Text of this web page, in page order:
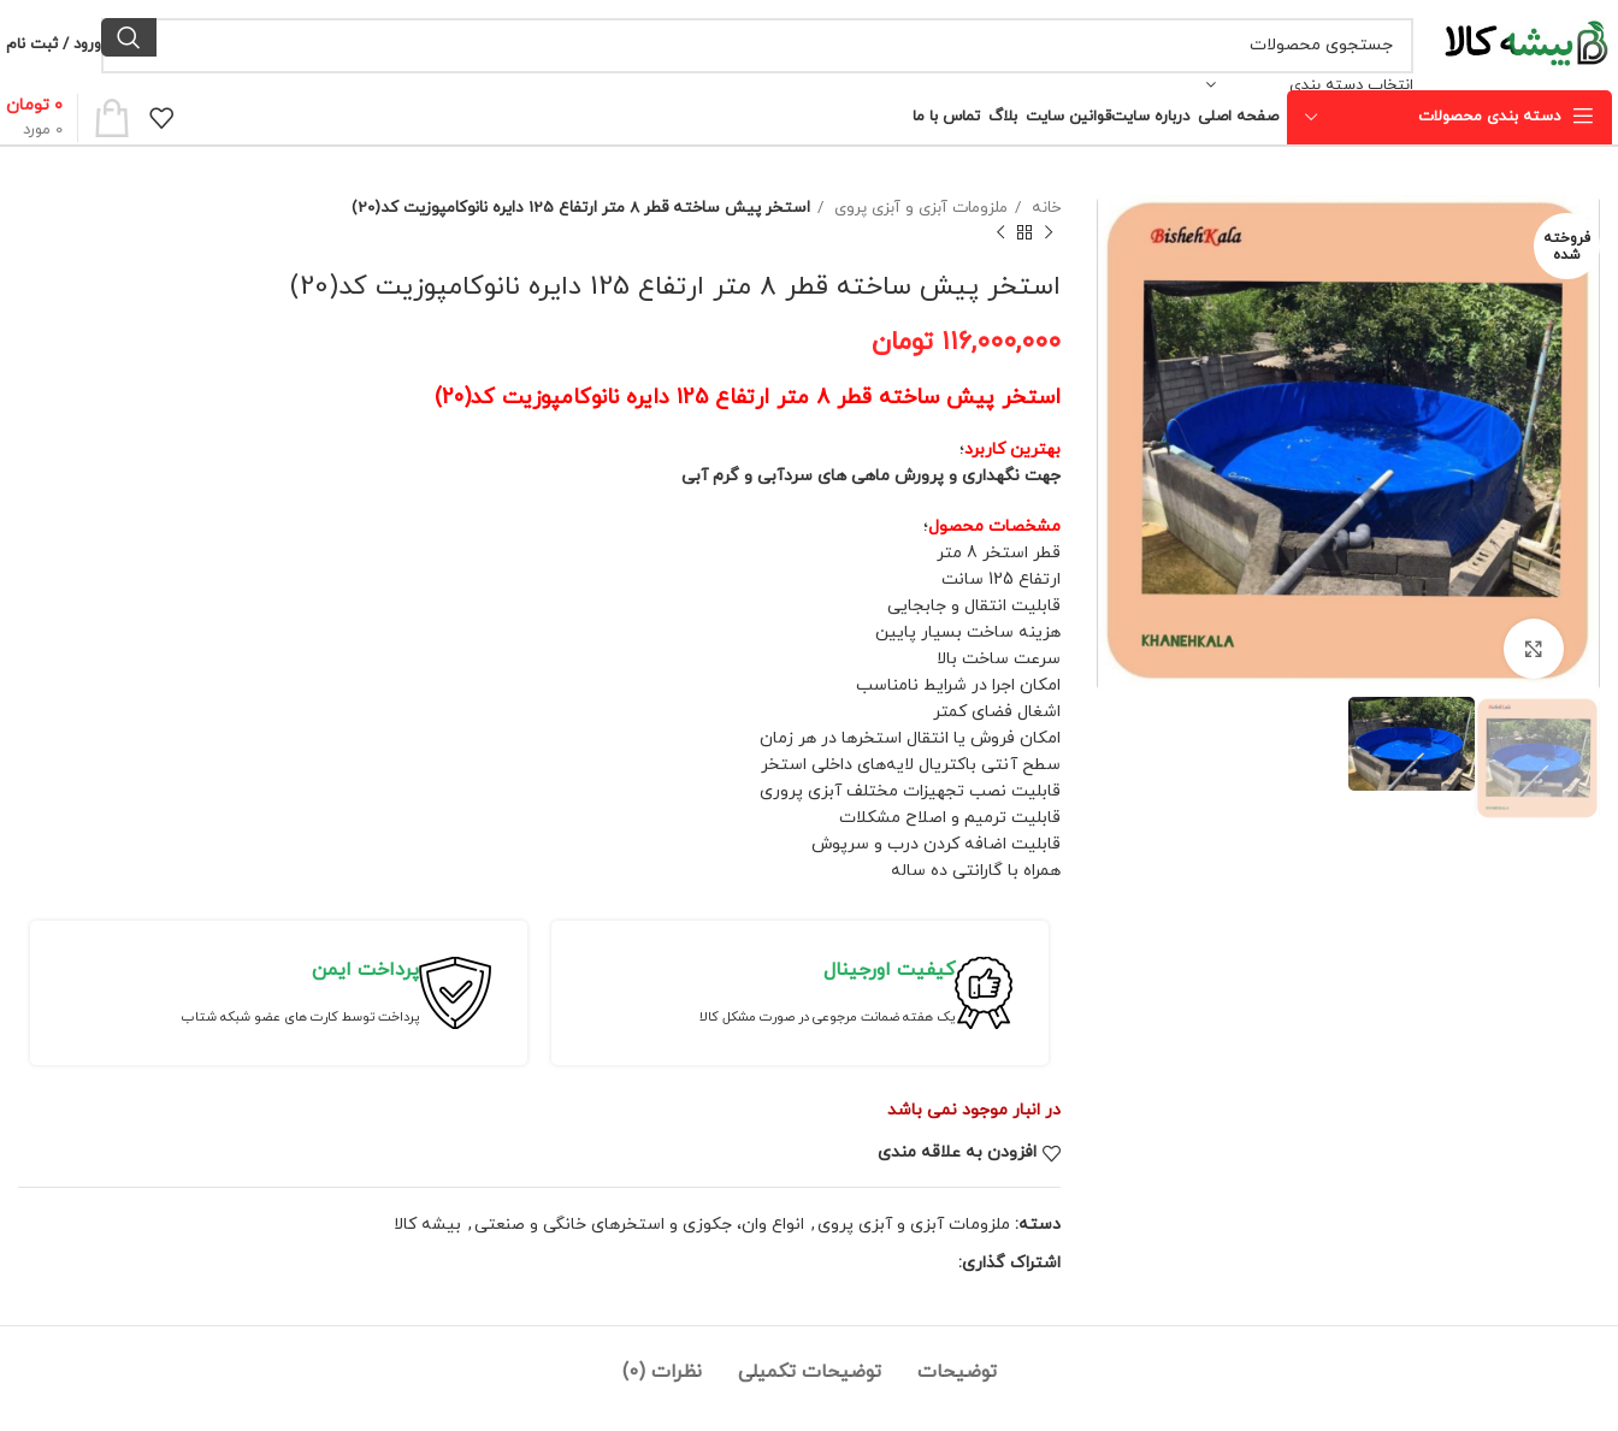
انتخاب دسته بندی
ورود / ثبت نام
دسته بندی محصولات صفحه اصلی درباره سایتقوانین سایت بلاگ تماس با ما
0 مورد
۰ تومان
فروخته
شده
خانه ملزومات آبزی و آبزی پروی استخر پیش ساخته قطر 8 متر ارتفاع 125 دایره نانوکامپوزیت کد(20)
استخر پیش ساخته قطر 8 متر ارتفاع 125 دایره نانوکامپوزیت کد(20)
۱۱۶,۰۰۰,۰۰۰ تومان
استخر پیش ساخته قطر 8 متر ارتفاع 125 دایره نانوکامپوزیت کد(20)
بهترین کاربرد؛
جهت نگهداری و پرورش ماهی های سردآبی و گرم آبی
مشخصات محصول؛
قطر استخر 8 متر
ارتفاع 125 سانت
قابلیت انتقال و جابجایی
هزینه ساخت بسیار پایین
سرعت ساخت بالا
امکان اجرا در شرایط نامناسب
اشغال فضای کمتر
امکان فروش یا انتقال استخرها در هر زمان
سطح آنتی باکتریال لایه‌های داخلی استخر
قابلیت نصب تجهیزات مختلف آبزی پروری
قابلیت ترمیم و اصلاح مشکلات
قابلیت اضافه کردن درب و سرپوش
همراه با گارانتی ده ساله
کیفیت اورجینال
یک هفته ضمانت مرجوعی در صورت مشکل کالا
پرداخت ایمن
پرداخت توسط کارت های عضو شبکه شتاب
در انبار موجود نمی باشد
افزودن به علاقه مندی
دسته: ملزومات آبزی و آبزی پروی, انواع وان، جکوزی و استخرهای خانگی و صنعتی, بیشه کالا
اشتراک گذاری:
توضیحات توضیحات تکمیلی نظرات (0)